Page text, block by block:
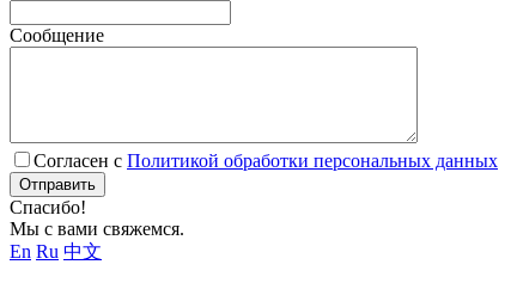
Сообщение
Согласен с Политикой обработки персональных данных
Отправить
Спасибо!
Мы с вами свяжемся.
En Ru 中文